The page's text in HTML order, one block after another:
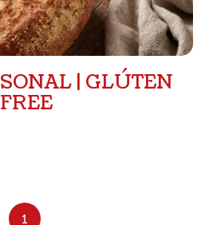
| GLÚTEN
FREE
1